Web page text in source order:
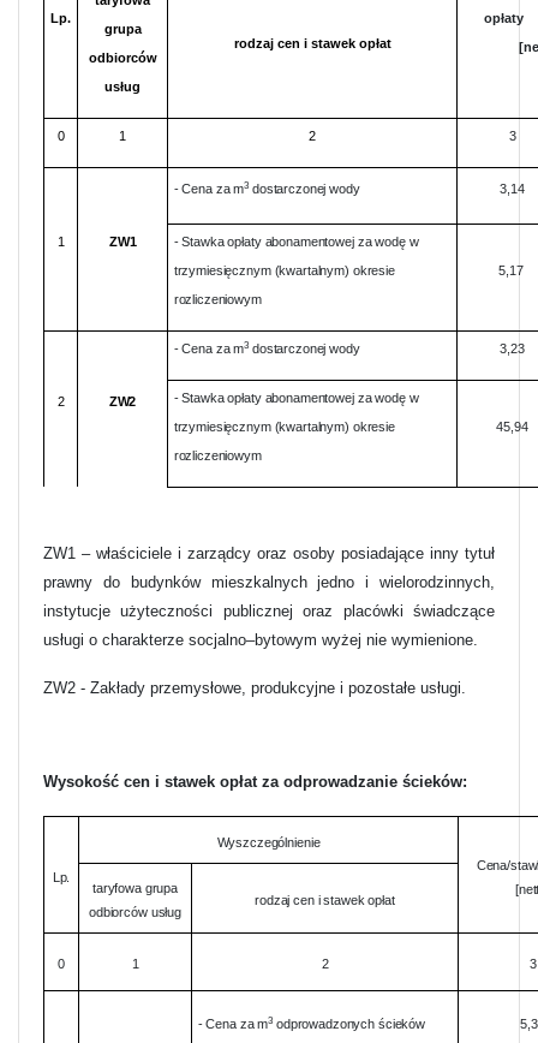
Lp.
opłaty
grupa
odbiorców
usług
rodzaj cen i stawek opłat
0 1 2 3
1 ZW1
- Cena za m3 dostarczonej wody 3,14
- Stawka opłaty abonamentowej za wodę w
trzymiesięcznym (kwartalnym) okresie
rozliczeniowym
5,17
2 ZW2
- Cena za m3 dostarczonej wody 3,23
- Stawka opłaty abonamentowej za wodę w
trzymiesięcznym (kwartalnym) okresie
rozliczeniowym
45,94
ZW1 – właściciele i zarządcy oraz osoby posiadające inny tytuł
prawny do budynków mieszkalnych jednoi wielorodzinnych,
instytucje użyteczności publicznej oraz placówki świadczące
usługi o charakterze socjalno–bytowym wyżej nie wymienione.
ZW2 - Zakłady przemysłowe, produkcyjne i pozostałe usługi.
Wysokość cen i stawek opłat za odprowadzanie ścieków:
Lp.
Wyszczególnienie
Cena/
taryfowa grupa
odbiorców usług
rodzaj cen i stawek opłat
0 1 2 3
- Cena za m3 odprowadzonych ścieków